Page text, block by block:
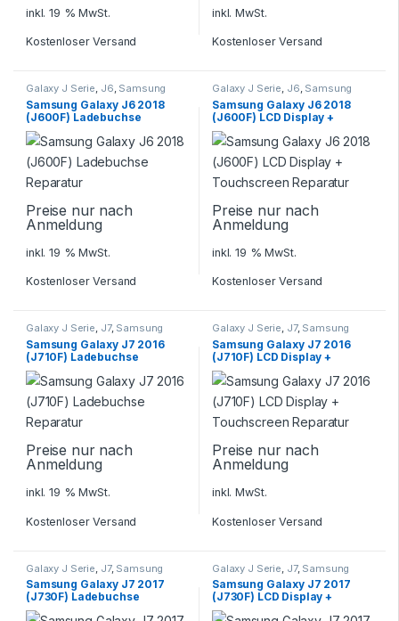
inkl. 19 % MwSt.
Kostenloser Versand
inkl. MwSt.
Kostenloser Versand
Galaxy J Serie, J6, Samsung
Samsung Galaxy J6 2018
(J600F) Ladebuchse
Reparatur
Preise nur nach
Anmeldung
inkl. 19 % MwSt.
Kostenloser Versand
Galaxy J Serie, J6, Samsung
Samsung Galaxy J6 2018
(J600F) LCD Display +
Touchscreen Reparatur
Preise nur nach
Anmeldung
inkl. 19 % MwSt.
Kostenloser Versand
Galaxy J Serie, J7, Samsung
Samsung Galaxy J7 2016
(J710F) Ladebuchse
Reparatur
Preise nur nach
Anmeldung
inkl. 19 % MwSt.
Kostenloser Versand
Galaxy J Serie, J7, Samsung
Samsung Galaxy J7 2016
(J710F) LCD Display +
Touchscreen Reparatur
Preise nur nach
Anmeldung
inkl. MwSt.
Kostenloser Versand
Galaxy J Serie J7, Samsung
Samsung Galaxy J7 2017
(J730F) Ladebuchse
Reparatur
Galaxy J Serie J7, Samsung
Samsung Galaxy J7 2017
(J730F) LCD Display +
Touchscreen Reparatur